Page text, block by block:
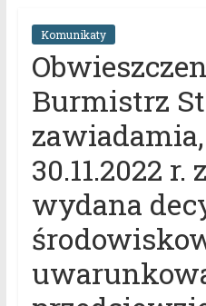
Komunikaty
Burmistrz
30.11.2022 r.
wydana